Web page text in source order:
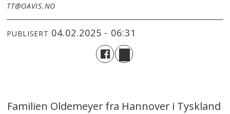
TT@OAVIS.NO
PUBLISERT 04.02.2025 - 06:31
Familien Oldemeyer fra Hannover i Tyskland